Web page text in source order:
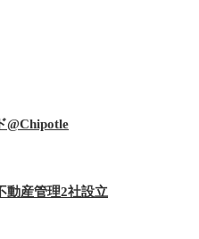
@Chipotle
動産管理2社設立